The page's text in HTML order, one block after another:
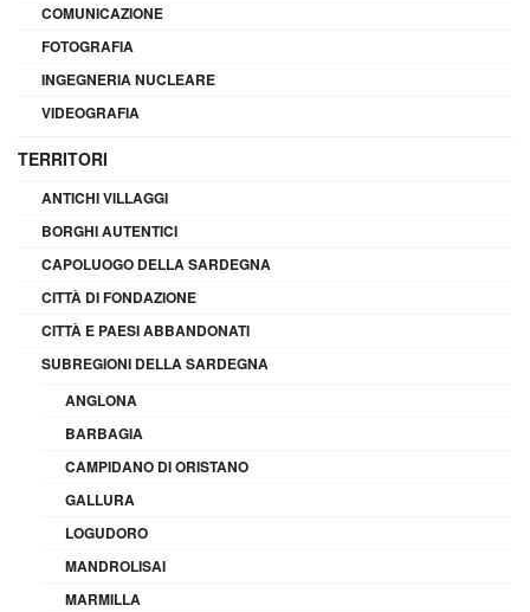
COMUNICAZIONE
FOTOGRAFIA
INGEGNERIA NUCLEARE
VIDEOGRAFIA
TERRITORI
ANTICHI VILLAGGI
BORGHI AUTENTICI
CAPOLUOGO DELLA SARDEGNA
CITTÀ DI FONDAZIONE
CITTÀ E PAESI ABBANDONATI
SUBREGIONI DELLA SARDEGNA
ANGLONA
BARBAGIA
CAMPIDANO DI ORISTANO
GALLURA
LOGUDORO
MANDROLISAI
MARMILLA